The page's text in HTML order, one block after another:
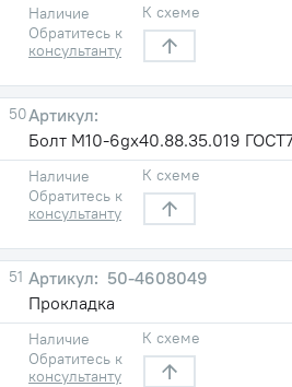
Наличие
Обратитесь к
консультанту
К схеме
50
Болт М10-6gх40.88.35.019
Наличие
Обратитесь к
консультанту
К схеме
51
50-4608049
Прокладка
Наличие
Обратитесь к
консультанту
К схеме